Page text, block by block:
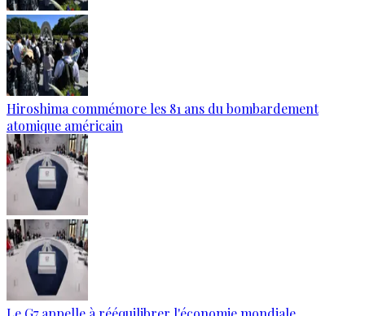
Hiroshima commémore les 81 ans du bombardement
atomique américain